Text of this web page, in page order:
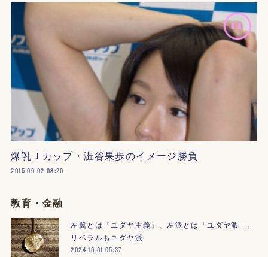
爆乳Ｊカップ・澁谷果歩のイメージ勝負
2015.09.02 08:20
教育・金融
左翼とは『ユダヤ主義』、左派とは「ユダヤ派」。
リベラルもユダヤ派
2024.10.01 05:37